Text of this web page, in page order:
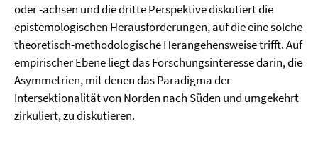
oder -achsen und die dritte Perspektive diskutiert die
epistemologischen Herausforderungen, auf die eine solche
theoretisch-methodologische Herangehensweise trifft. Auf
empirischer Ebene liegt das Forschungsinteresse darin, die
Asymmetrien, mit denen das Paradigma der
Intersektionalität von Norden nach Süden und umgekehrt
zirkuliert, zu diskutieren.